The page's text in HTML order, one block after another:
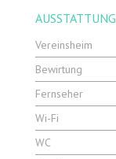
AUSSTATTUNG
Vereinsheim
Bewirtung
Fernseher
Wi-Fi
WC